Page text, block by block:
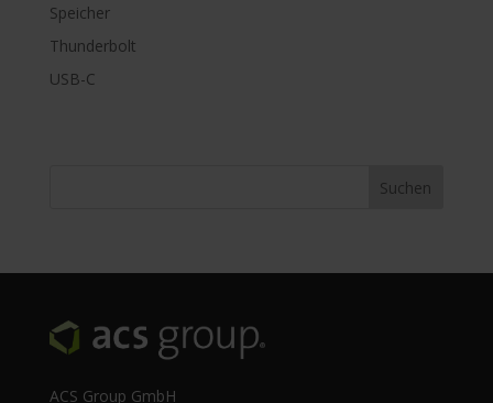
Speicher
Thunderbolt
USB-C
ACS Group GmbH